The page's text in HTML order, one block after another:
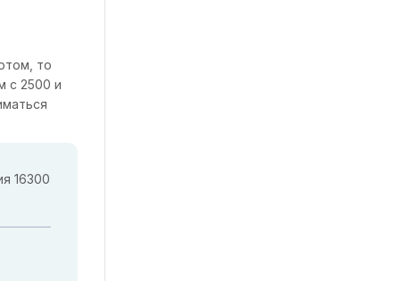
то
с 2500 и
16300